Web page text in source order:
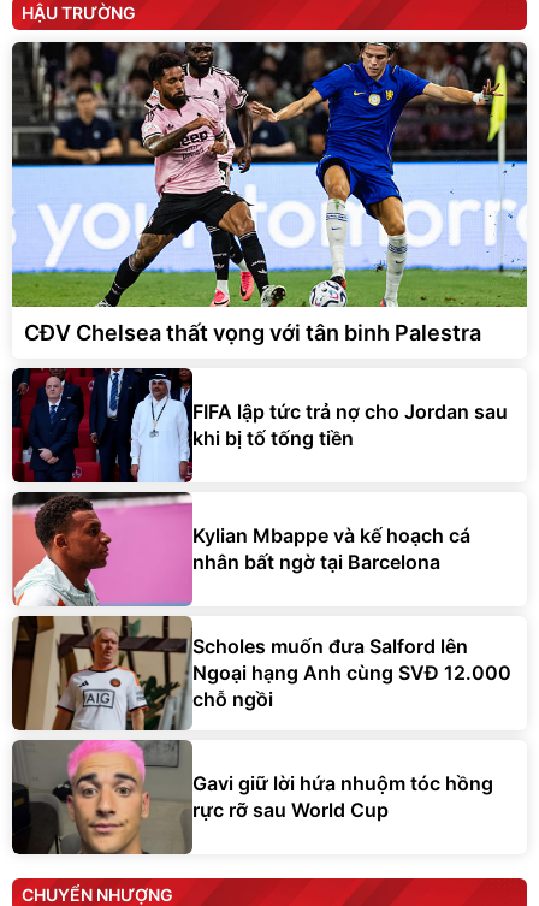
HẬU TRƯỜNG
CĐV Chelsea thất vọng với tân binh Palestra
FIFA lập tức trả nợ cho Jordan sau
khi bị tố tống tiền
Kylian Mbappe và kế hoạch cá
nhân bất ngờ tại Barcelona
Scholes muốn đưa Salford lên
Ngoại hạng Anh cùng SVĐ 12.000
chỗ ngồi
Gavi giữ lời hứa nhuộm tóc hồng
rực rỡ sau World Cup
CHUYỂN NHƯỢNG